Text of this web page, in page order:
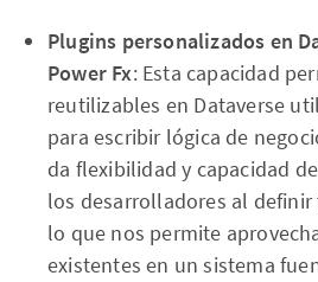
Plugins personalizados en
Power Fx: Esta capacidad
reutilizables en Dataverse
para escribir lógica de
da flexibilidad y capacidad
los desarrolladores al definir
lo que nos permite
existentes en un sistema